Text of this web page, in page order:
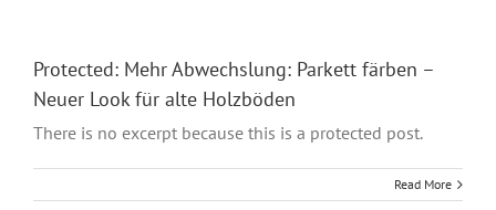
Protected: Mehr Abwechslung: Parkett färben –
Neuer Look für alte Holzböden
There is no excerpt because this is a protected post.
Read More